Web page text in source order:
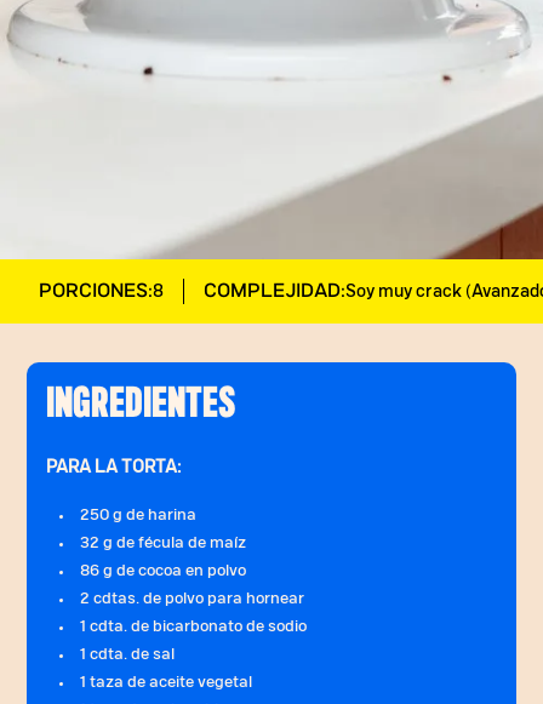
PORCIONES:8 COMPLEJIDAD:Soy muy crack
INGREDIENTES
PARA LA TORTA:
250 g de harina
32 g de fécula de maíz
86 g de cocoa en polvo
2 cdtas. de polvo para hornear
1 cdta. de bicarbonato de sodio
1 cdta. de sal
1 taza de aceite vegetal